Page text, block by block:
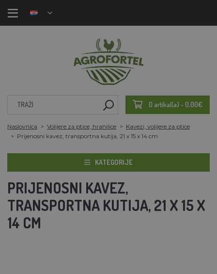
0 artikal(a) - 0,00€
Naslovnica Volijere za ptice, hranilice
Kavezi, volijere za ptice
Prijenosni kavez, transportna kutija, 21 x 15 x 14 cm
KATEGORIJE
PRIJENOSNI KAVEZ,
TRANSPORTNA KUTIJA, 21 X 15 X
14 CM